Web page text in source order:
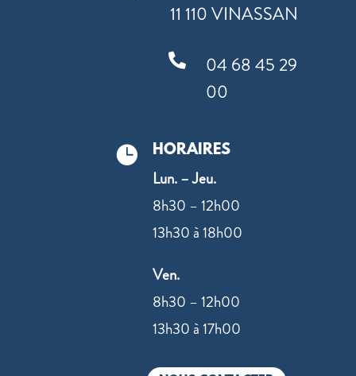
11 110 VINASSAN

04 68 45 29
00
 HORAIRES
Lun. – Jeu.
8h30 – 12h00
13h30 à 18h00
Ven.
8h30 – 12h00
13h30 à 17h00